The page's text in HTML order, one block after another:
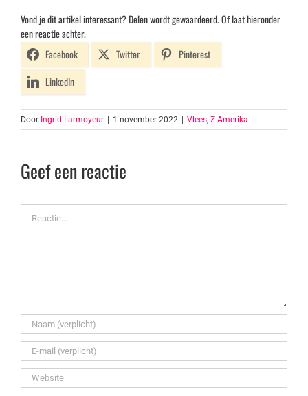
Vond je dit artikel interessant? Delen wordt gewaardeerd. Of laat hieronder
een reactie achter.
Facebook
Twitter
Pinterest
LinkedIn
Door Ingrid Larmoyeur 1 november 2022 Vlees, Z-Amerika
Geef een reactie